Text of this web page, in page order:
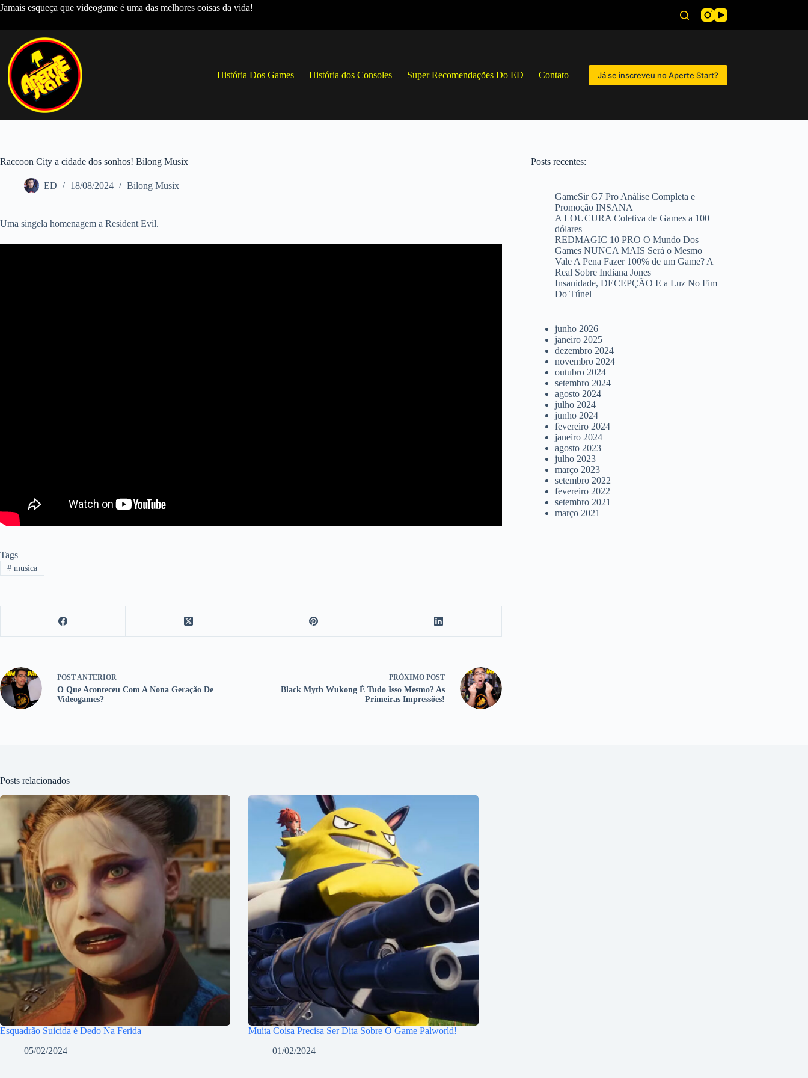
Pular
conteúdo
Jamais esqueça que videogame é uma das melhores coisas da vida!
História Dos Games História dos Consoles Super Recomendações Do ED Contato Já se inscreveu no Aperte Start?
Raccoon City a cidade dos sonhos! Bilong Musix
ED 18/08/2024 Bilong Musix
Uma singela homenagem a Resident Evil.
Tags
#musica
POSTANTERIOR
O Que Aconteceu Com A Nona Geração De
Videogames?
PRÓXIMO POST
Black Myth Wukong É Tudo Isso Mesmo? As
Primeiras Impressões!
Posts recentes:
GameSir G7 Pro Análise Completa e
Promoção INSANA
A LOUCURA Coletiva de Games a 100
dólares
REDMAGIC 10 PRO O Mundo Dos
Games NUNCA MAIS Será o Mesmo
Vale A Pena Fazer 100% de um Game? A
Real Sobre Indiana Jones
Insanidade, DECEPÇÃO E a Luz No Fim
Do Túnel
junho 2026
janeiro 2025
dezembro 2024
novembro 2024
outubro 2024
setembro 2024
agosto 2024
julho 2024
junho 2024
fevereiro 2024
janeiro 2024
agosto 2023
julho 2023
março 2023
setembro 2022
fevereiro 2022
setembro 2021
março 2021
Posts relacionados
Esquadrão Suicida é Dedo Na Ferida
05/02/2024
Muita Coisa Precisa Ser Dita Sobre O Game Palworld!
01/02/2024